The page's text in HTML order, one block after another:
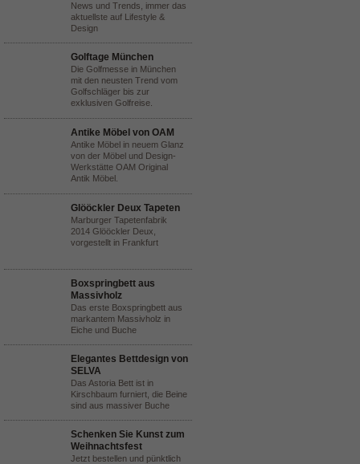
News und Trends, immer das
aktuellste auf Lifestyle &
Design
Golftage München
Die Golfmesse in München
mit den neusten Trend vom
Golfschläger bis zur
exklusiven Golfreise.
Antike Möbel von OAM
Antike Möbel in neuem Glanz
von der Möbel und Design-
Werkstätte OAM Original
Antik Möbel.
Glööckler Deux Tapeten
Marburger Tapetenfabrik
2014 Glööckler Deux,
vorgestellt in Frankfurt
Boxspringbett aus
Massivholz
Das erste Boxspringbett aus
markantem Massivholz in
Eiche und Buche
Elegantes Bettdesign von
SELVA
Das Astoria Bett ist in
Kirschbaum furniert, die Beine
sind aus massiver Buche
Schenken Sie Kunst zum
Weihnachtsfest
Jetzt bestellen und pünktlich